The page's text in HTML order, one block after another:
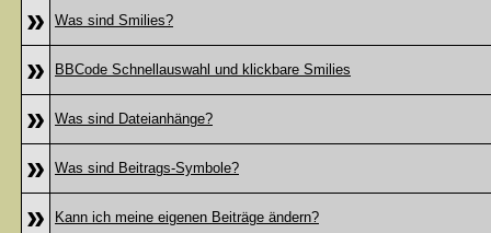
» Was sind Smilies?
» BBCode Schnellauswahl und klickbare Smilies
» Was sind Dateianhänge?
» Was sind Beitrags-Symbole?
» Kann ich meine eigenen Beiträge ändern?